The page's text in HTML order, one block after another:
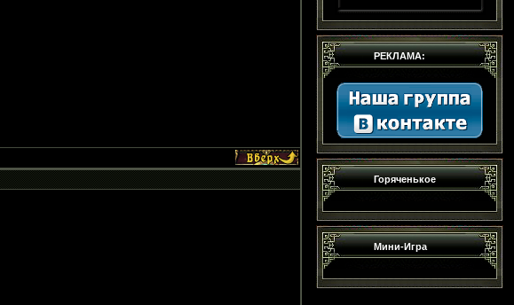
РЕКЛАМА:
Горяченькое
Мини-Игра